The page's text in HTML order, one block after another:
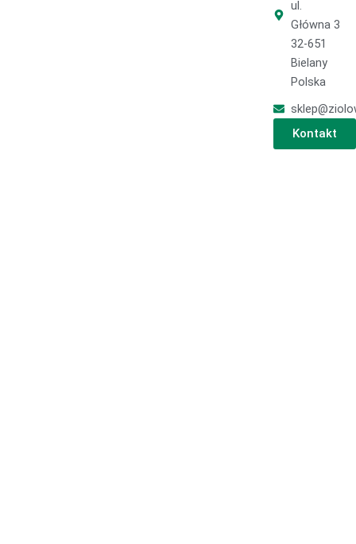
ul.
Główna 3
32-651
Bielany
Polska
Kontakt